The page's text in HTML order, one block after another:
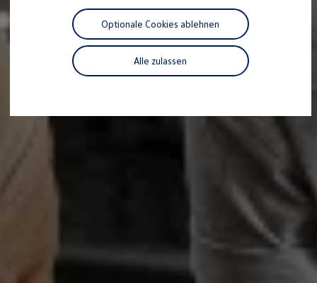
Motorenöl und Flüssigkeiten
Räder und Reifen
Pannen- und Unfallhilfe
Economy Service
Volkswagen Teile
Zubehör
Updates für Software, Karten und Radio
Volkswagen Kundenbetreuung
Warn- und Kontrollleuchten
Alle zulassen
Optionale Cookies ablehnen